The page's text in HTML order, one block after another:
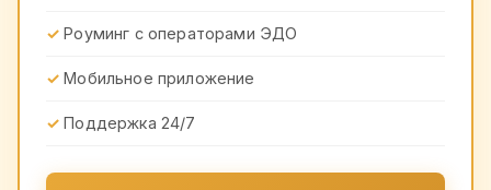
Роуминг с операторами ЭДО
Мобильное приложение
Поддержка 24/7